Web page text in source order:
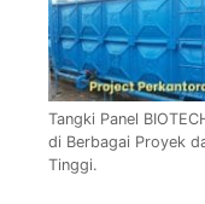
Tangki Panel
di Berbagai Proyek
Tinggi.